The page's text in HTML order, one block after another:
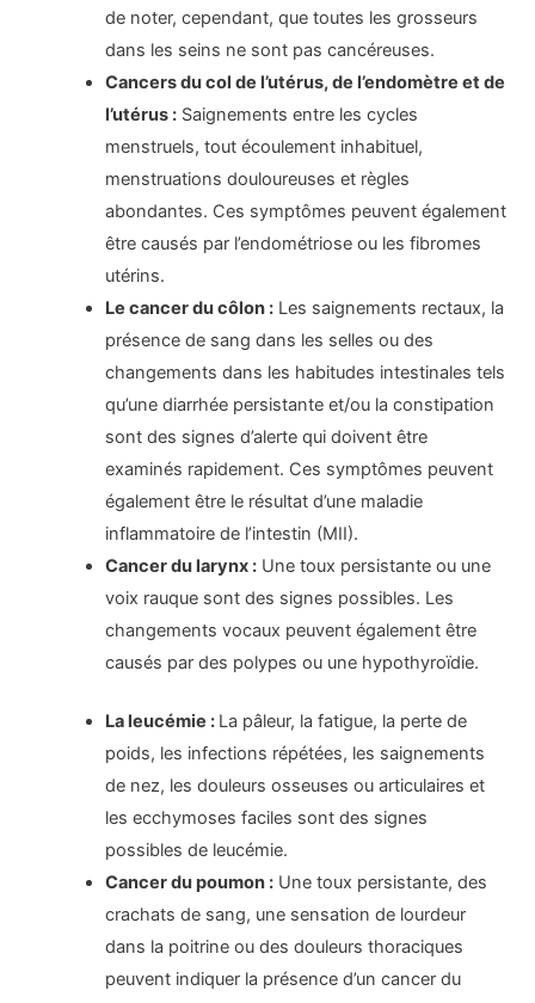
de noter, cependant, que toutes les grosseurs
dans les seins ne sont pas cancéreuses.
Cancers du col de l’utérus, de l’endomètre et de
l’utérus : Saignements entre les cycles
menstruels, tout écoulement inhabituel,
menstruations douloureuses et règles
abondantes. Ces symptômes peuvent également
être causés par l’endométriose ou les fibromes
utérins.
Le cancer du côlon : Les saignements rectaux, la
présence de sang dans les selles ou des
changements dans les habitudes intestinales tels
qu’une diarrhée persistante et/ou la constipation
sont des signes d’alerte qui doivent être
examinés rapidement. Ces symptômes peuvent
également être le résultat d’une maladie
inflammatoire de l’intestin (MII).
Cancer du larynx : Une toux persistante ou une
voix rauque sont des signes possibles. Les
changements vocaux peuvent également être
causés par des polypes ou une hypothyroïdie.
La leucémie : La pâleur, la fatigue, la perte de
poids, les infections répétées, les saignements
de nez, les douleurs osseuses ou articulaires et
les ecchymoses faciles sont des signes
possibles de leucémie.
Cancer du poumon : Une toux persistante, des
crachats de sang, une sensation de lourdeur
dans la poitrine ou des douleurs thoraciques
peuvent indiquer la présence d’un cancer du